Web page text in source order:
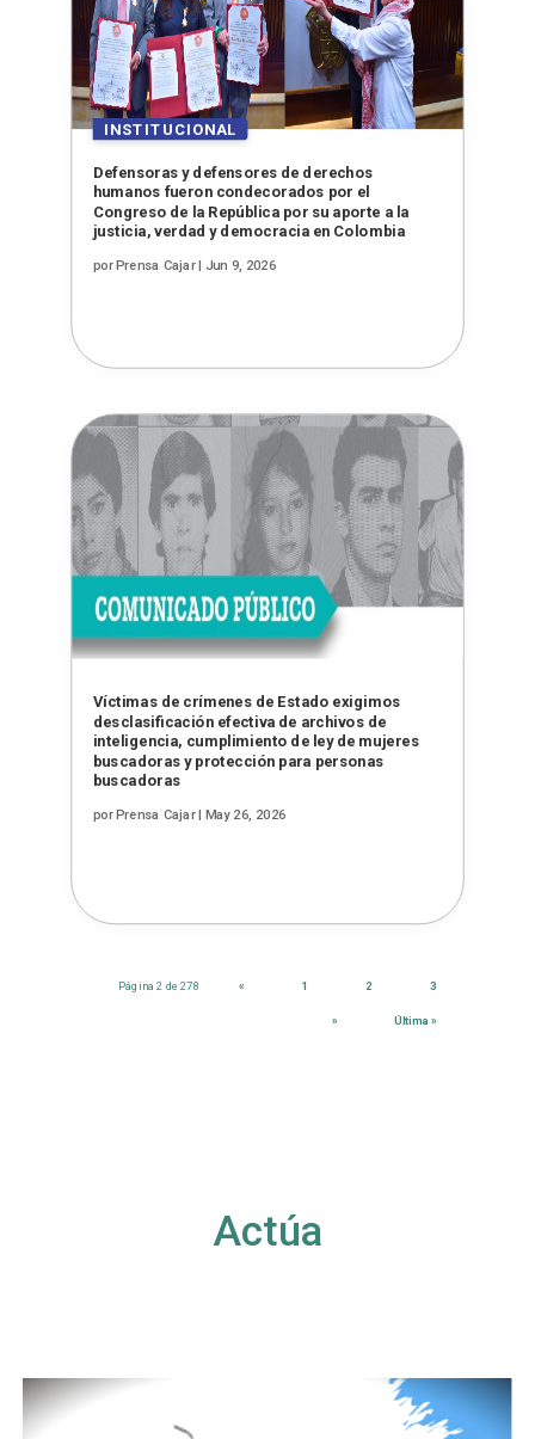
Defensoras y defensores de derechos
humanos fueron condecorados por el
Congreso de la República por su aporte a la
justicia, verdad y democracia en Colombia
porPrensa Cajar| Jun 9, 2026
Víctimas de crímenes de Estado exigimos
desclasificación efectiva de archivos de
inteligencia, cumplimiento de ley de mujeres
buscadoras y protección para personas
buscadoras
porPrensa Cajar| May 26, 2026
Página 2 de 278 « 1 2 3
» Última »
Actúa